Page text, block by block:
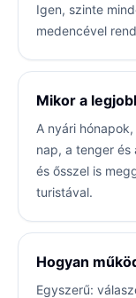
Igen, szinte
medencével
Mikor a
A nyári
nap, a tenger és
és ősszel is
turistával.
Hogyan
Egyszerű: